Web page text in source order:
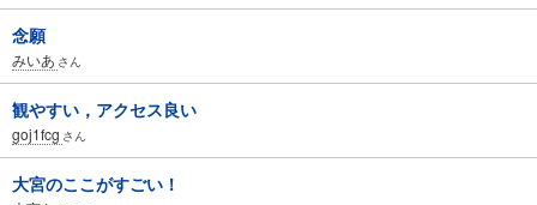
念願
みいあ さん
観やすい，アクセス良い
goj1fcg さん
大宮のここがすごい！